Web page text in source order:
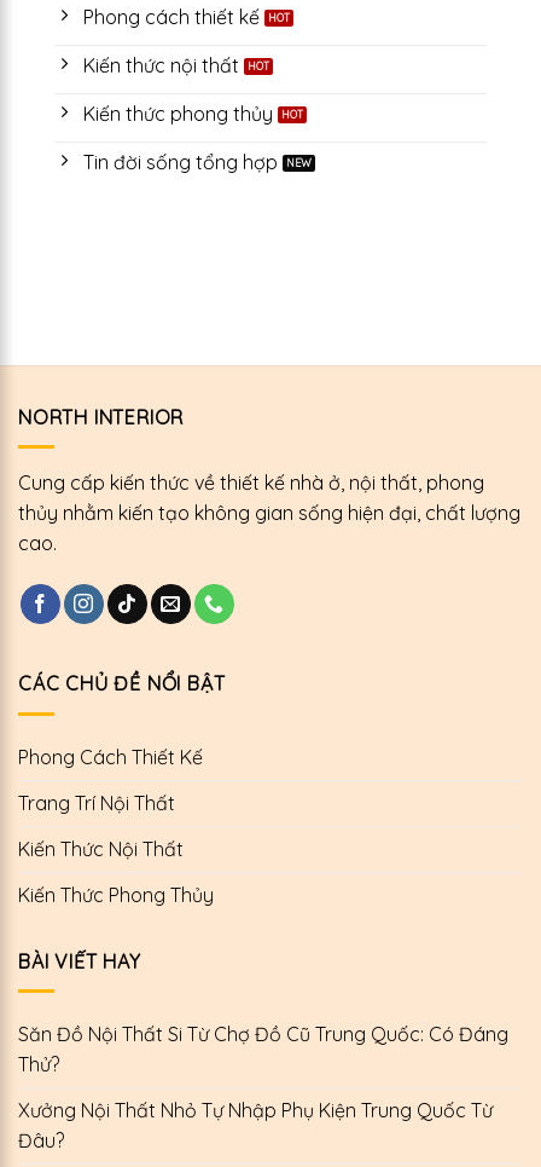
vận
tăng
gấp
đơn
online
Tối
khách
hỏi
lịch
và
nội
phần
lý
án
dựng:
Giảm
Phong cách thiết kế
Kiến thức nội thất
Kiến thức phong thủy
Tin đời sống tổng hợp
NORTH INTERIOR
Cung cấp kiến thức về thiết kế nhà ở, nội thất, phong
thủy nhằm kiến tạo không gian sống hiện đại, chất lượng
cao.
CÁC CHỦ ĐỀ NỔI BẬT
Phong Cách Thiết Kế
Trang Trí Nội Thất
Kiến Thức Nội Thất
Kiến Thức Phong Thủy
BÀI VIẾT HAY
Săn Đồ Nội Thất Si Từ Chợ Đồ Cũ Trung Quốc: Có Đáng
Thử?
Xưởng Nội Thất Nhỏ Tự Nhập Phụ Kiện Trung Quốc Từ
Đâu?